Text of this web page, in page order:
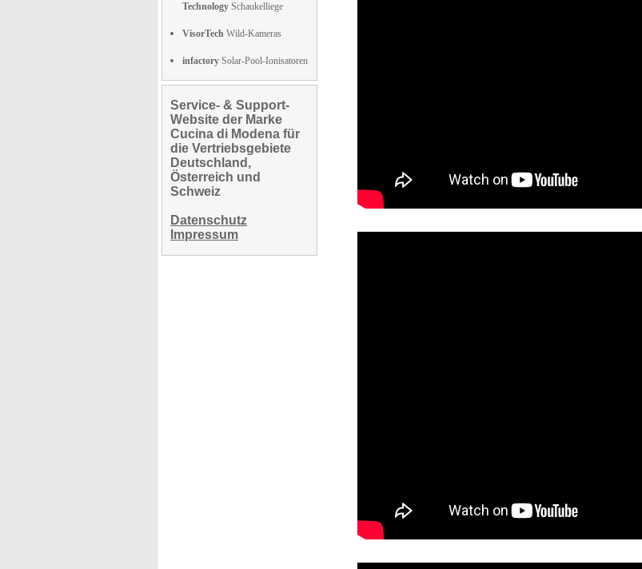
Technology Schaukelliege
VisorTech Wild-Kameras
infactory Solar-Pool-Ionisatoren
Service- & Support-
Website der Marke
Cucina di Modena für
die Vertriebsgebiete
Deutschland,
Österreich und
Schweiz
Datenschutz
Impressum